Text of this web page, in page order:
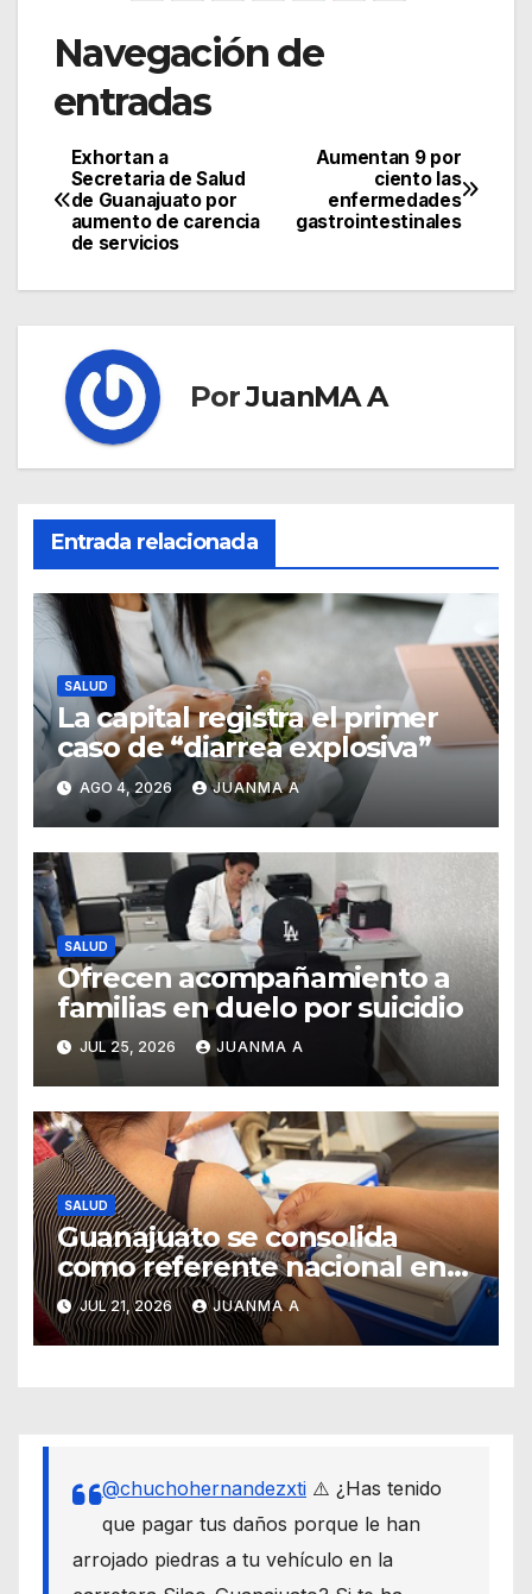
Navegación de
entradas
Aumentan 9 por
ciento las
enfermedades
gastrointestinales
Exhortan a
Secretaria de Salud
de Guanajuato por
aumento de carencia
de servicios
PorJuanMA A
Entrada relacionada
SALUD
La capital registra el primer
caso de “diarrea explosiva”
AGO 4, 2026 JUANMA A
SALUD
Ofrecen acompañamiento a
familias en duelo por suicidio
JUL 25, 2026 JUANMA A
SALUD
Guanajuato se consolida
como referente nacional en
vacunación universal
JUL 21, 2026 JUANMA A
@chuchohernandezxti ⚠️ ¿Has tenido
que pagar tus daños porque le han
arrojado piedras a tu vehículo en la